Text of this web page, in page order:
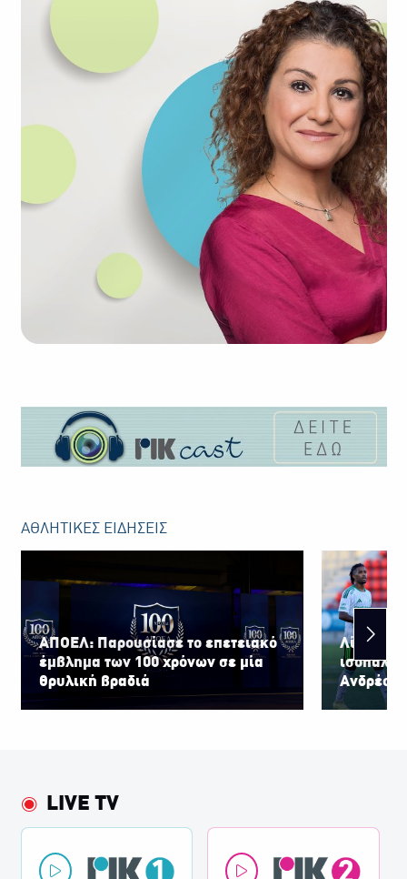
AΘΛΗΤΙΚΕΣ ΕΙΔΗΣΕΙΣ
ΑΠΟΕΛ: Παρουσίασε το επετειακό
έμβλημα των 100 χρόνων σε μία
θρυλική βραδιά
Ανδρέου
LIVE TV